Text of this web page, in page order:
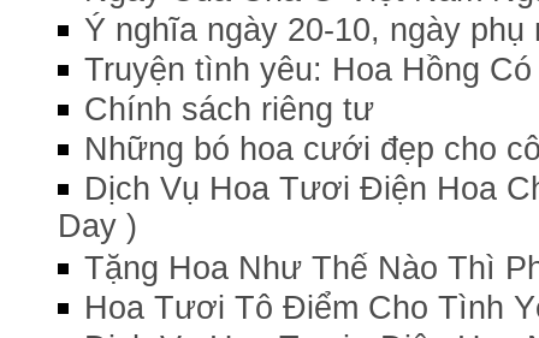
Ý nghĩa ngày 20-10, ngày phụ
Truyện tình yêu: Hoa Hồng Có
Chính sách riêng tư
Những bó hoa cưới đẹp cho
Dịch Vụ Hoa Tươi Điện Hoa
Day )
Tặng Hoa Như Thế Nào Thì
Hoa Tươi Tô Điểm Cho Tình